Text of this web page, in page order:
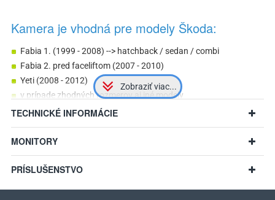
Kamera je vhodná pre modely Škoda:
Fabia 1. (1999 - 2008) --> hatchback / sedan / combi
Fabia 2. pred faceliftom (2007 - 2010)
Yeti (2008 - 2012)
v prípade zhodných rozmerov aj iné modely
TECHNICKÉ INFORMÁCIE
MONITORY
PRÍSLUŠENSTVO